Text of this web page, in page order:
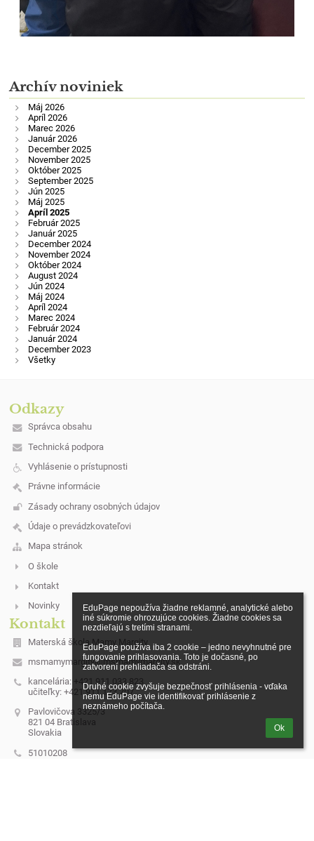
EduPage nepoužíva žiadne reklamné, analytické alebo
iné súkromie ohrozujúce cookies. Žiadne cookies sa
nezdieľajú s tretími stranami.
EduPage používa iba 2 cookie – jedno nevyhnutné pre
fungovanie prihlasovania. Toto je dočasné, po
zatvorení prehliadača sa odstráni.
Druhé cookie zvyšuje bezpečnosť prihlásenia - vďaka
nemu EduPage vie identifikovať prihlásenie z
neznámeho počítača.
Ok
Archív noviniek
Máj 2026
Apríl 2026
Marec 2026
Január 2026
December 2025
November 2025
Október 2025
September 2025
Jún 2025
Máj 2025
Apríl 2025
Február 2025
Január 2025
December 2024
November 2024
Október 2024
August 2024
Jún 2024
Máj 2024
Apríl 2024
Marec 2024
Február 2024
Január 2024
December 2023
Všetky
Odkazy
Správca obsahu
Technická podpora
Vyhlásenie o prístupnosti
Právne informácie
Zásady ochrany osobných údajov
Údaje o prevádzkovateľovi
Mapa stránok
O škole
Kontakt
Novinky
Kontakt
Materská škola Mamy Margity
msmamymargity@msmamymargity.sk
kancelária: +421 911 033 823
učiteľky: +421 911 173 707
Pavlovičova 3325/3
821 04 Bratislava
Slovakia
51010208